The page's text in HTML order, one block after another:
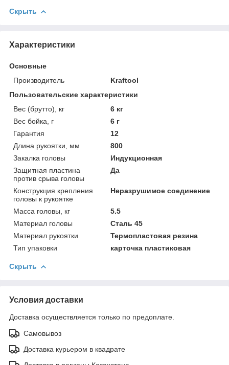
Скрыть
Характеристики
Основные
Производитель
Kraftool
Пользовательские характеристики
Вес (брутто), кг
6 кг
Вес бойка, г
6 г
Гарантия
12
Длина рукоятки, мм
800
Закалка головы
Индукционная
Защитная пластина
против срыва головы
Да
Конструкция крепления
головы к рукоятке
Неразрушимое соединение
Масса головы, кг
5.5
Материал головы
Сталь 45
Материал рукоятки
Термопластовая резина
Тип упаковки
карточка пластиковая
Скрыть
Условия доставки
Доставка осуществляется только по предоплате.
Самовывоз
Доставка курьером в квадрате